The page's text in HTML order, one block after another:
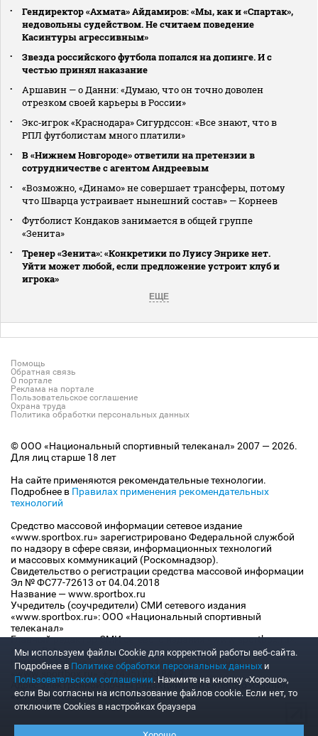
Гендиректор «Ахмата» Айдамиров: «Мы, как и «Спартак»,
недовольны судейством. Не считаем поведение
Касинтуры агрессивным»
Звезда российского футбола попался на допинге. И с
честью принял наказание
Аршавин — о Данни: «Думаю, что он точно доволен
отрезком своей карьеры в России»
Экс‑игрок «Краснодара» Сигурдссон: «Все знают, что в
РПЛ футболистам много платили»
В «Нижнем Новгороде» ответили на претензии в
сотрудничестве с агентом Андреевым
«Возможно, «Динамо» не совершает трансферы, потому
что Шварца устраивает нынешний состав» — Корнеев
Футболист Кондаков занимается в общей группе
«Зенита»
Тренер «Зенита»: «Конкретики по Луису Энрике нет.
Уйти может любой, если предложение устроит клуб и
игрока»
ЕЩЕ
Помощь
Обратная связь
О портале
Реклама на портале
Пользовательское соглашение
Охрана труда
Политика обработки персональных данных
© ООО «Национальный спортивный телеканал» 2007 — 2026.
Для лиц старше 18 лет
На сайте применяются рекомендательные технологии.
Подробнее в Правилах применения рекомендательных
технологий
Средство массовой информации сетевое издание
«www.sportbox.ru» зарегистрировано Федеральной службой
по надзору в сфере связи, информационных технологий
и массовых коммуникаций (Роскомнадзор).
Свидетельство о регистрации средства массовой информации
Эл № ФС77-72613 от 04.04.2018
Название — www.sportbox.ru
Учредитель (соучредители) СМИ сетевого издания
«www.sportbox.ru»: ООО «Национальный спортивный
телеканал»
Главный редактор СМИ сетевого издания «www.sportbox.ru»:
Конов В.А.
Номер телефона редакции СМИ сетевого издания
«www.sportbox.ru»: +7 (495) 653 8419
Адрес электронной почты редакции СМИ сетевого издания
«www.sportbox.ru»: editor@sportbox.ru
Мы используем файлы Сookie для корректной работы веб-сайта.
Подробнее в Политике обработки персональных данных и
Пользовательском соглашении. Нажмите на кнопку «Хорошо»,
если Вы согласны на использование файлов cookie. Если нет, то
отключите Cookies в настройках браузера